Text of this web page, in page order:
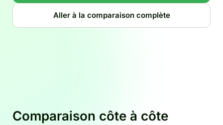
Aller à la comparaison complète
Comparaison côte à côte